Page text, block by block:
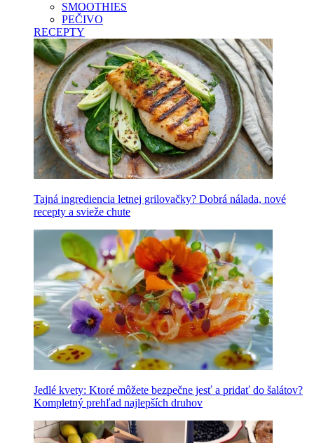
SMOOTHIES
PEČIVO
RECEPTY
Tajná ingrediencia letnej grilovačky? Dobrá nálada, nové
recepty a svieže chute
Jedlé kvety: Ktoré môžete bezpečne jesť a pridať do šalátov?
Kompletný prehľad najlepších druhov